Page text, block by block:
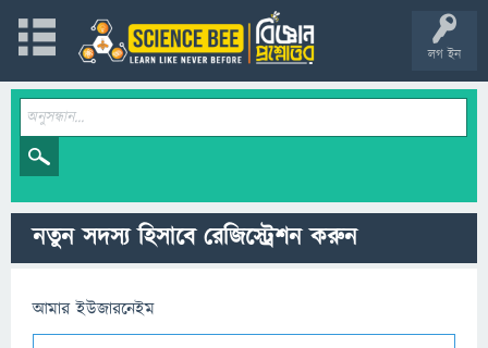
লগ ইন
নতুন সদস্য হিসাবে রেজিস্ট্রেশন করুন
আমার ইউজারনেইম